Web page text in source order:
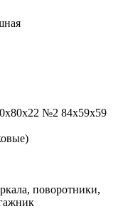
№2 84х59х59
поворотники,